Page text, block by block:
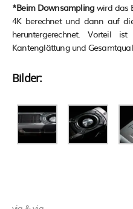
*Beim Downsampling wird das
4K berechnet und dann auf
heruntergerechnet. Vorteil
Kantenglättung und
Bilder: